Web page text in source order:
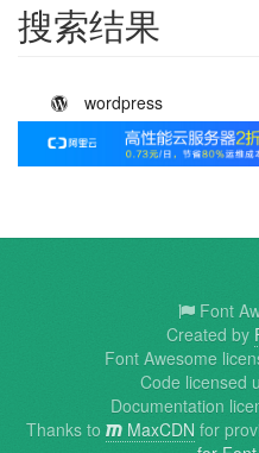
搜索结果
Example of
wordpress
Font
Created by
Font Awesome
Code licensed
Documentation
Thanks to
MaxCDN for